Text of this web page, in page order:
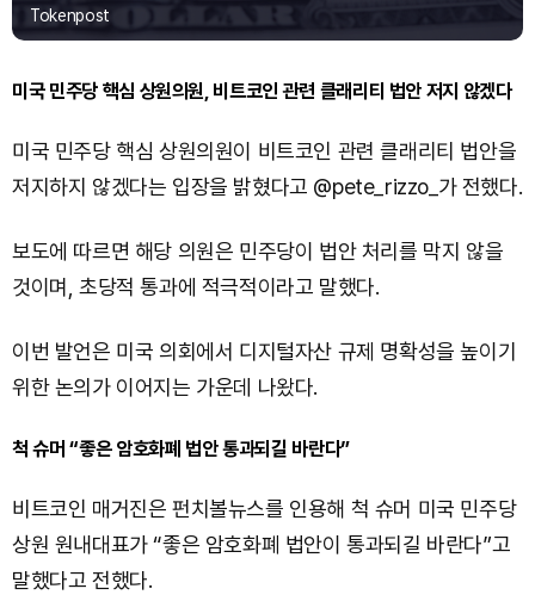
Tokenpost
미국 민주당 핵심 상원의원, 비트코인 관련 클래리티 법안 저지 않겠다
미국 민주당 핵심 상원의원이 비트코인 관련 클래리티 법안을
저지하지 않겠다는 입장을 밝혔다고 @pete_rizzo_가 전했다.
보도에 따르면 해당 의원은 민주당이 법안 처리를 막지 않을
것이며, 초당적 통과에 적극적이라고 말했다.
이번 발언은 미국 의회에서 디지털자산 규제 명확성을 높이기
위한 논의가 이어지는 가운데 나왔다.
척 슈머 “좋은 암호화폐 법안 통과되길 바란다”
비트코인 매거진은 펀치볼뉴스를 인용해 척 슈머 미국 민주당
상원 원내대표가 “좋은 암호화폐 법안이 통과되길 바란다”고
말했다고 전했다.